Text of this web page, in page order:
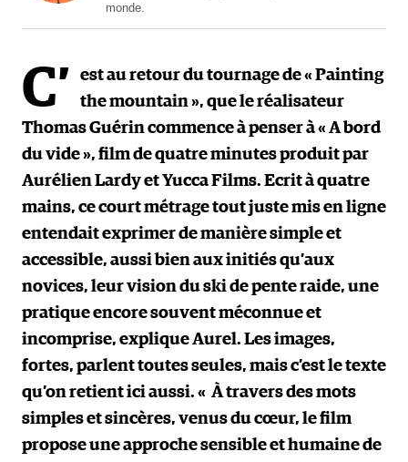
monde.
C’
est au retour du tournage de « Painting
the mountain », que le réalisateur
Thomas Guérin commence à penser à « A bord
du vide », film de quatre minutes produit par
Aurélien Lardy et Yucca Films. Ecrit à quatre
mains, ce court métrage tout juste mis en ligne
entendait exprimer de manière simple et
accessible, aussi bien aux initiés qu’aux
novices, leur vision du ski de pente raide, une
pratique encore souvent méconnue et
incomprise, explique Aurel. Les images,
fortes, parlent toutes seules, mais c’est le texte
qu’on retient ici aussi. « À travers des mots
simples et sincères, venus du cœur, le film
propose une approche sensible et humaine de